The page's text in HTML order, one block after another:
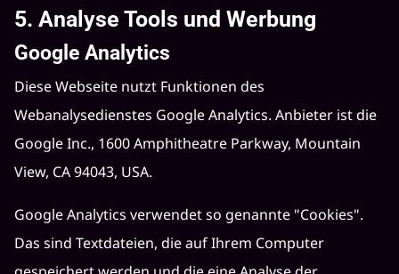
5. Analyse Tools und Werbung
Google Analytics
Diese Webseite nutzt Funktionen des
Webanalysedienstes Google Analytics. Anbieter ist die
Google Inc., 1600 Amphitheatre Parkway, Mountain
View, CA 94043, USA.
Google Analytics verwendet so genannte "Cookies".
Das sind Textdateien, die auf Ihrem Computer